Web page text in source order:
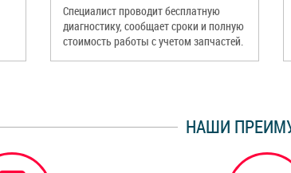
Специалист проводит бесплатную
диагностику, сообщает сроки и полную
стоимость работы с учетом запчастей.
НАШИ